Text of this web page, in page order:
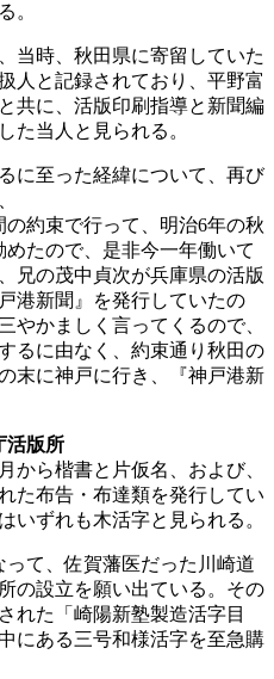
。
当時、秋田県に寄留していた
人と記録されており、平野富
共に、活版印刷指導と新聞編
た当人と見られる。
に至った経緯について、再び
の約束で行って、明治6年の秋
たので、是非今一年働いて
兄の茂中貞次が兵庫県の活版
港新聞』を発行していたの
やかましく言ってくるので、
るに由なく、約束通り秋田の
末に神戸に行き、『神戸港新
活版所
から楷書と片仮名、および、
た布告・布達類を発行してい
いずれも木活字と見られる。
って、佐賀藩医だった川崎道
の設立を願い出ている。その
れた「崎陽新塾製造活字目
にある三号和様活字を至急購